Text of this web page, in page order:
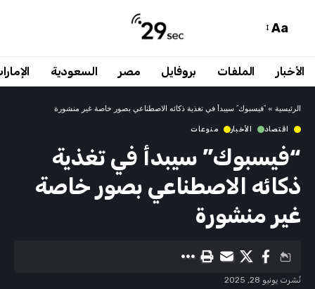
Aa
الأخبار الملفات بروفايل مصر السعودية
الرئيسية » “فيسبوك” سيبدأ في تغذية ذكائه الاصطناعي بصور خاصة غير منشورة
اقتصاد الأخبار منوعات
“فيسبوك” سيبدأ في تغذية
ذكائه الاصطناعي بصور خاصة
غير منشورة
نُشرت يونيو 28, 2025